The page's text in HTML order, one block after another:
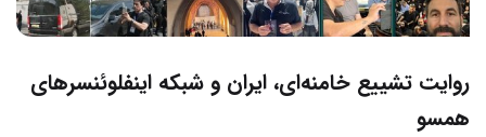
روایت تشییع خامنه‌ای، ایران و شبکه اینفلوئنسرهای
همسو